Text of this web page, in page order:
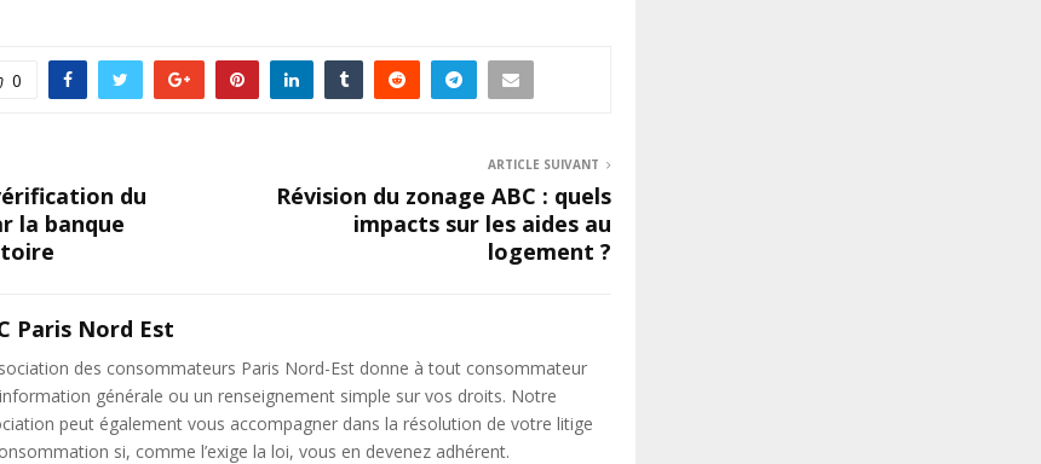
0
du
la banque
ARTICLE SUIVANT
Révision du zonage ABC : quels
impacts sur les aides au
logement ?
Paris Nord Est
des consommateurs Paris Nord-Est donne à tout consommateur
générale ou un renseignement simple sur vos droits. Notre
peut également vous accompagner dans la résolution de votre litige
si, comme l’exige la loi, vous en devenez adhérent.